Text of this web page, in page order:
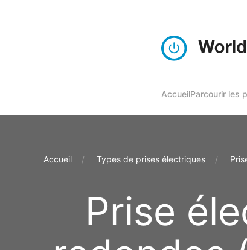
AccueilParcourir les
Accueil Types de prises électriques
Prise